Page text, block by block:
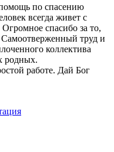
по спасению
всегда живет с
спасибо за то,
труд и
коллектива
родных.
работе. Дай Бог